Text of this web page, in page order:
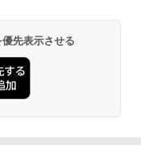
先表示させる